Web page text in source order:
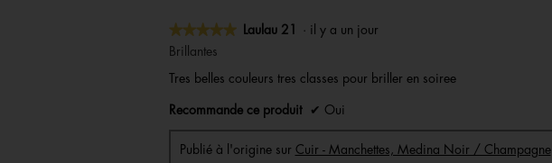
★★★★★
★★★★★
5
5
étoiles.
Laulau 21 · il y a un jour
Brillantes
Tres belles couleurs tres classes pour briller en soiree
Recommande ce produit ✔ Oui
Publié à l'origine sur Cuir - Manchettes, Medina Noir / Champagne